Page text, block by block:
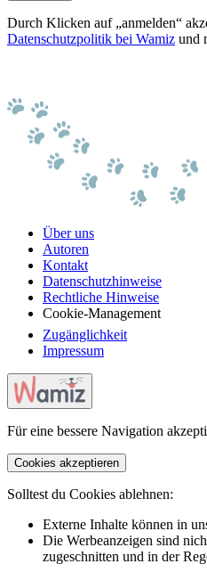
Durch Klicken auf „anmelden“
Datenschutzpolitik bei Wamiz und
Über uns
Autoren
Kontakt
Datenschutzhinweise
Rechtliche Hinweise
Cookie-Management
Zugänglichkeit
Impressum
Für eine bessere Navigation
Cookies akzeptieren
Solltest du Cookies ablehnen:
Externe Inhalte können in
Die Werbeanzeigen sind
zugeschnitten und in der